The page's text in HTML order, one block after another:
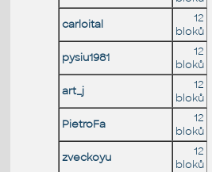
carloital
12
bloků
pysiu1981
12
bloků
art_j
12
bloků
PietroFa
12
bloků
zveckoyu
12
bloků